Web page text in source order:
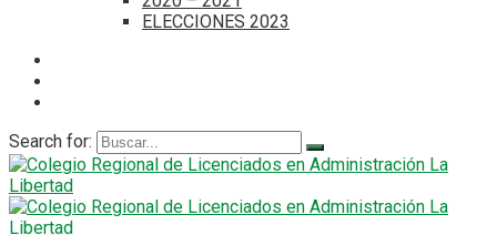
ELECCIONES 2023
Search for: